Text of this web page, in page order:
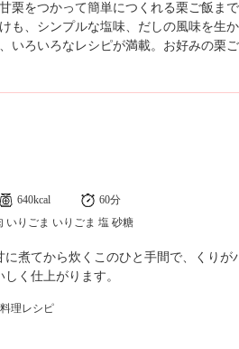
栗をつかって簡単につくれる栗ご飯ま
も、シンプルな塩味、だしの風味を生
いろいろなレシピが満載。お好みの栗
640kcal
60分
いりごま いりごま 塩 砂糖
に煮てから炊くこのひと手間で、くりが
く仕上がります。
理レシピ